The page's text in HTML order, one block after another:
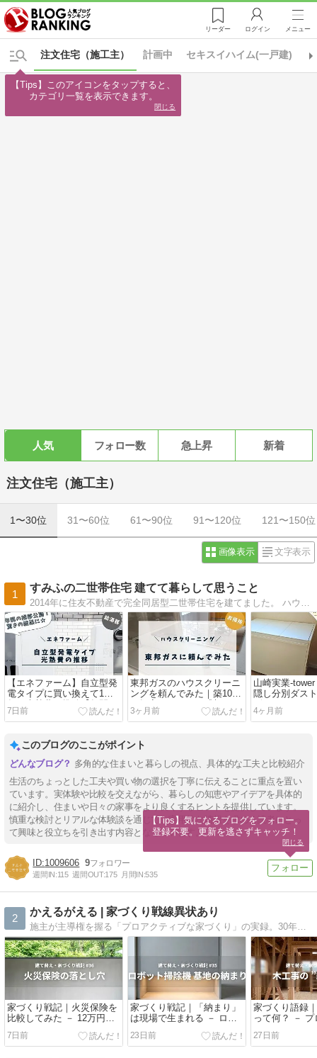
リーダー ログイン メニュー
計画中 セキスイハイム(一戸建)
注文住宅（施工主）
人気 フォロー数 急上昇 新着
注文住宅（施工主）
1〜30位 31〜60位 61〜90位 91〜120位 121〜150位
画像表示 文字表示
1
すみふの二世帯住宅 建てて暮らして思うこと
【エネファーム】自立型発
電タイプに買い換えて1
年！光熱費の推移【年間
86,225円お得に】
7日前
東邦ガスのハウスクリーニ
ングを頼んでみた｜築10年
一軒家のリアルな感想
3ヶ月前
山崎実業-
隠し分別ダス
ビュー｜ルー
て選んだ理由
4ヶ月前
このブログのここがポイント
多角的な住まいと暮らしの視点、具体的な工夫と比較紹介
生活のちょっとした工夫や買い物の選択を丁寧に伝えることに重点を置い
ています。実体験や比較を交えながら、暮らしの知恵やアイデアを具体的
に紹介し、住まいや日々の家事をより良くするヒントを提供しています。
慎重な検討とリアルな体験談を通じて、実用的な情報を求める読者にとっ
て興味と役立ちを引き出す内容となっています。
1009606 9
週間IN:115 週間OUT:175 月間IN:535
2
かえるがえる | 家づくり戦線異状あり
施主が主導権を握る「プロアクティブな家づくり」の実録。30年後の自由を確保する会社選びから、現場の教訓、節約術まで。人生最大のプロジェクトを確かな納得感で完遂するための、一施主による「生存戦略」の記録です。
家づくり戦記｜火災保険を
比較してみた － 12万円安
くなった！……その先に待
っていた落とし穴
7日前
家づくり戦記｜「納まり」
は現場で生まれる － ロボ
ット掃除機が教えてくれた
5cmの価値
23日前
家づくり語録
って何？ － プ
る”なんか気持
体
27日前
【Tips】このアイコンをタップすると、
カテゴリ一覧を表示できます。
閉じる
【Tips】気になるブログをフォロー。
登録不要。更新を逃さずキャッチ！
閉じる